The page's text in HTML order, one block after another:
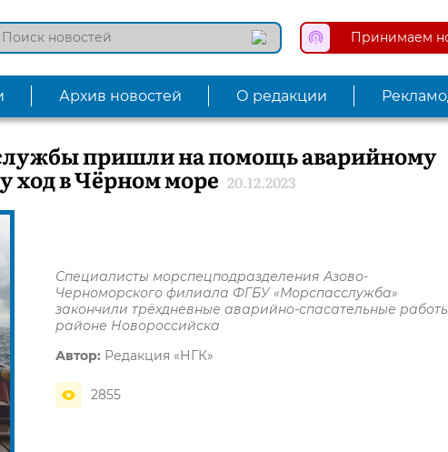
Принимаем
Архив новостей О редакции
пришли на помощь аварийному
ход в Чёрном море 20.12.2023
Специалисты морспецподразделения Азово-
Черноморского филиала ФГБУ «Морспасслужба»
закончили трёхдневные аварийно-спасательные
районе Новороссийска
Автор: Редакция «НГК»
2855